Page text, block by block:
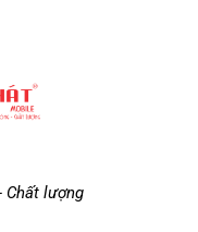
Chất lượng